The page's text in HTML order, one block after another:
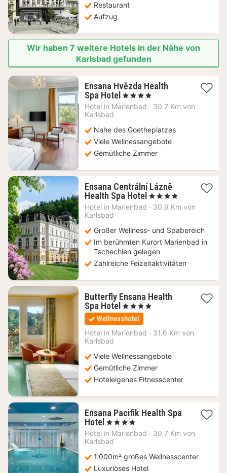
Restaurant
Aufzug
Wir haben 7 weitere Hotels in der Nähe von
Karlsbad gefunden
Ensana Hvězda Health
Spa Hotel 1
Nacht
€
, 4 Sterne
Hotel in Marienbad · 30.7 Km von
Karlsbad
Nahe des Goetheplatzes
Viele Wellnessangebote
Gemütliche Zimmer
Ensana Centrální Lázně
Health Spa Hotel 1
Nacht
€
, 4 Sterne
Hotel in Marienbad · 30.9 Km von
Karlsbad
Großer Wellness- und Spabereich
Im berühmten Kurort Marienbad in
Tschechien gelegen
Zahlreiche Feizeitaktivitäten
Butterfly Ensana Health
Spa Hotel 1
Nacht
ab
155,06
, 4 Sterne
Wellnesshotel
Hotel in Marienbad · 31.6 Km von
Karlsbad
Viele Wellnessangebote
Gemütliche Zimmer
Hoteleigenes Fitnesscenter
Ensana Pacifik Health Spa
Hotel 1
Nacht
ab
€
, 4 Sterne
Hotel in Marienbad · 30.7 Km von
Karlsbad
1.000m² großes Wellnesscenter
Luxuriöses Hotel